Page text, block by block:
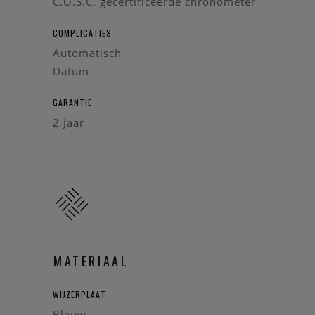
COMPLICATIES
Automatisch
Datum
GARANTIE
2 Jaar
MATERIAAL
WIJZERPLAAT